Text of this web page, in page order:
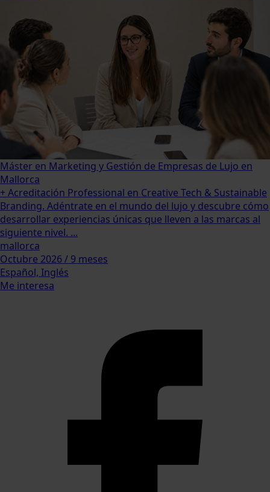
Máster en Marketing y Gestión de Empresas de Lujo en
Mallorca
+ Acreditación Professional en Creative Tech & Sustainable
Branding. Adéntrate en el mundo del lujo y descubre cómo
desarrollar experiencias únicas que lleven a las marcas al
siguiente nivel. ...
mallorca
Octubre 2026 / 9 meses
Español, Inglés
Me interesa